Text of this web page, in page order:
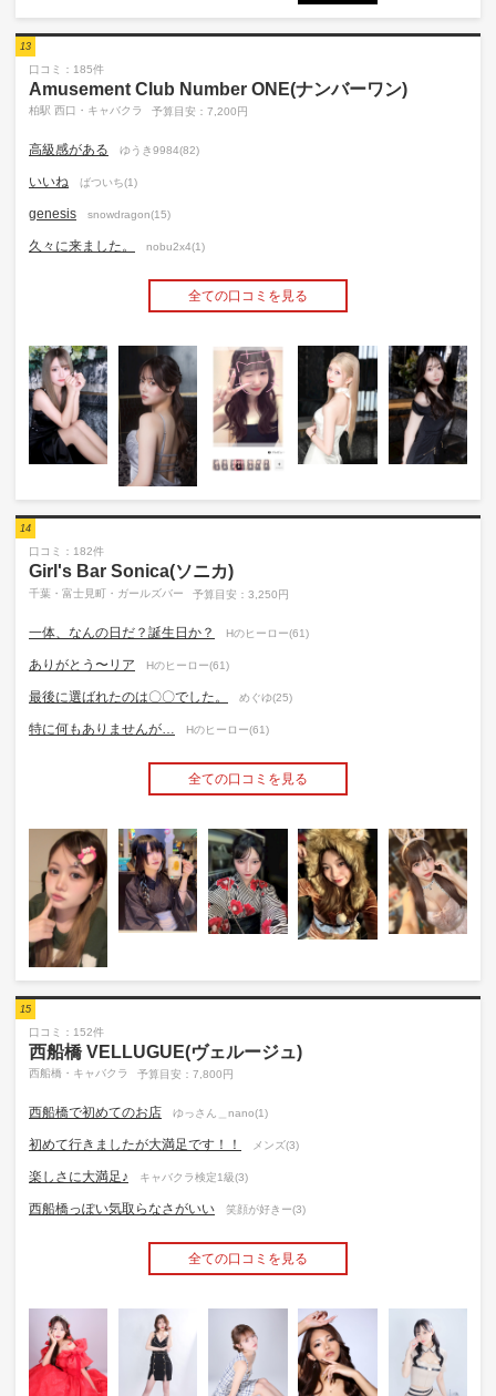
13
口コミ：185件
Amusement Club Number ONE(ナンバーワン)
柏駅 西口・キャバクラ 予算目安：7,200円
高級感がある ゆうき9984(82)
いいね ばついち(1)
genesis snowdragon(15)
久々に来ました。 nobu2x4(1)
全ての口コミを見る
14
口コミ：182件
Girl's Bar Sonica(ソニカ)
千葉・富士見町・ガールズバー 予算目安：3,250円
一体、なんの日だ？誕生日か？ Hのヒーロー(61)
ありがとう〜リア Hのヒーロー(61)
最後に選ばれたのは〇〇でした。 めぐゆ(25)
特に何もありませんが… Hのヒーロー(61)
全ての口コミを見る
15
口コミ：152件
西船橋 VELLUGUE(ヴェルージュ)
西船橋・キャバクラ 予算目安：7,800円
西船橋で初めてのお店 ゆっさん＿nano(1)
初めて行きましたが大満足です！！ メンズ(3)
楽しさに大満足♪ キャバクラ検定1級(3)
西船橋っぽい気取らなさがいい 笑顔が好きー(3)
全ての口コミを見る